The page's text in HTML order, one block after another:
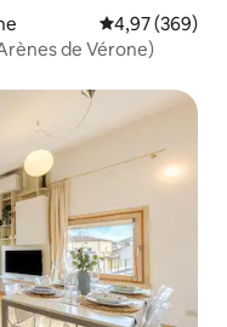
Évaluation
4,97 (369)
de Vérone)